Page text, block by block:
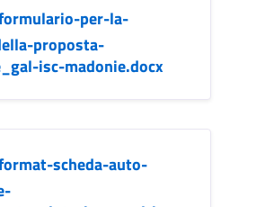
per-la-
proposta-
isc-madonie.docx
scheda-auto-